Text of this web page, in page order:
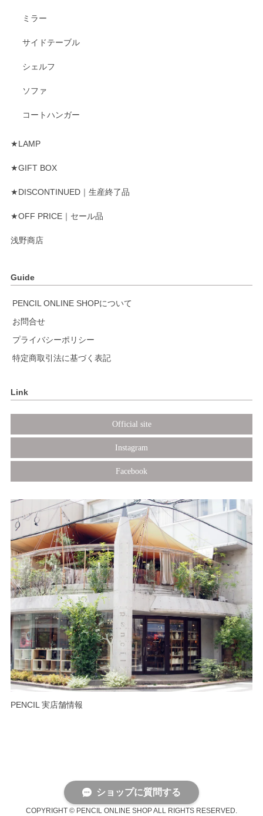
ミラー
サイドテーブル
シェルフ
ソファ
コートハンガー
★LAMP
★GIFT BOX
★DISCONTINUED｜生産終了品
★OFF PRICE｜セール品
浅野商店
Guide
PENCIL ONLINE SHOPについて
お問合せ
プライバシーポリシー
特定商取引法に基づく表記
Link
Official site
Instagram
Facebook
PENCIL 実店舗情報
COPYRIGHT © PENCIL ONLINE SHOP ALL RIGHTS RESERVED.
ショップに質問する